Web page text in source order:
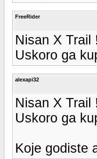
FreeRider
Nisan X Trail !
Uskoro ga
alexapi32
Nisan X Trail !
Uskoro ga
Koje godiste